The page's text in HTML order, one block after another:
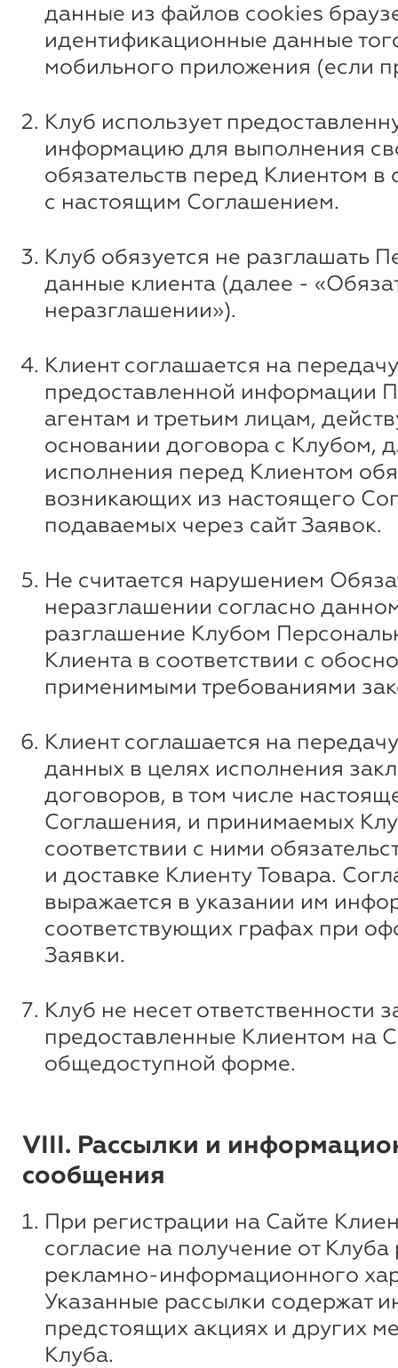
данные из файлов cookies
идентификационные данные
мобильного приложения (если
Клуб использует
информацию для выполнения
обязательств перед Клиентом в
с настоящим Соглашением.
Клуб обязуется не разглашать
данные клиента (далее -
неразглашении»).
Клиент соглашается на
предоставленной информации
агентам и третьим лицам,
основании договора с Клубом,
исполнения перед Клиентом
возникающих из настоящего
подаваемых через сайт Заявок.
Не считается нарушением
неразглашении согласно
разглашение Клубом
Клиента в соответствии с
применимыми требованиями
Клиент соглашается на
данных в целях исполнения
договоров, в том числе
Соглашения, и принимаемых
соответствии с ними
и доставке Клиенту Товара.
выражается в указании им
соответствующих графах при
Заявки.
Клуб не несет ответственности
предоставленные Клиентом на
общедоступной форме.
VIII. Рассылки и
сообщения
При регистрации на Сайте
согласие на получение от Клуба
рекламно-информационного
Указанные рассылки содержат
предстоящих акциях и других
Клуба.